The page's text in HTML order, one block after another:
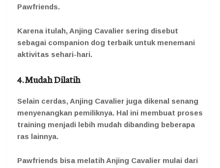
Pawfriends.
Karena itulah, Anjing Cavalier sering disebut
sebagai companion dog terbaik untuk menemani
aktivitas sehari-hari.
4. Mudah Dilatih
Selain cerdas, Anjing Cavalier juga dikenal senang
menyenangkan pemiliknya. Hal ini membuat proses
training menjadi lebih mudah dibanding beberapa
ras lainnya.
Pawfriends bisa melatih Anjing Cavalier mulai dari